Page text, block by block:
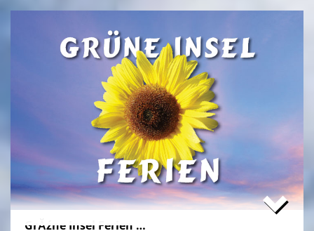
gepflegten Wiese im 'NationalparkCamp' mit
Selbstverpflegung, â€Ś inklusive KĂźhl- und Catering-
Support sowie abendlichem Brennholz fĂźr das
knisternde Lagerfeuer.
Zum stressfreien Kurzurlaub der Familie mit
Freundeskreis im idyllischen GrĂźn-Ambiente, mit
Naturabenteuern bei einer'Green Tour Lobau'
urigen 'Nationalpark Donau-Auen', mit romantischem
Sterngucken und Palavern am knisternden Lagerfeuer
â€Ś fehlt schlicht nur noch Ihre Buchung!
>
'Green Camp Weekend'
GrĂźne Insel Ferien …